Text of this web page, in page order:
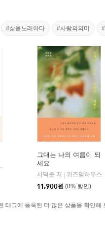
#삶을노래하다 #사랑의의미
그대는 나의 여름이 되
세요
서덕준 저 | 위즈덤하우스
11,900원 (0% 할인)
태그에 등록된 더 많은 상품을 확인해